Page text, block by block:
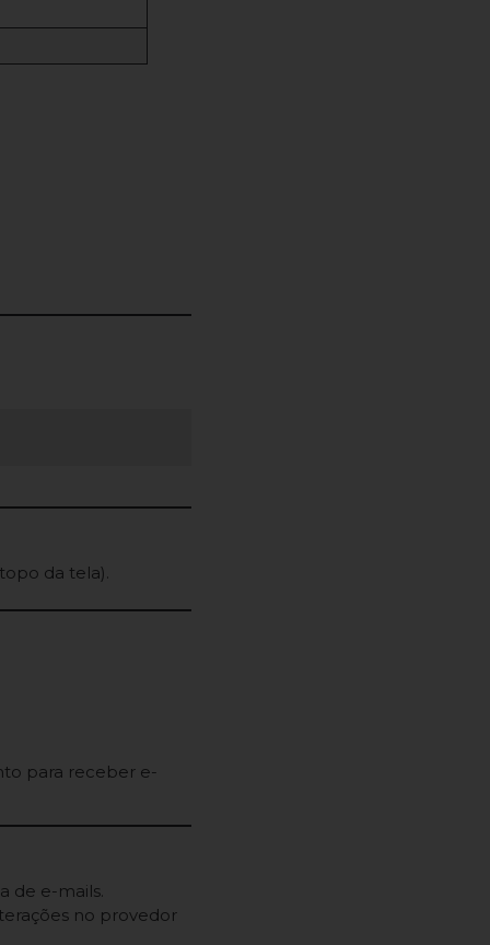
da tela).
para receber e-
de e-mails.
no provedor